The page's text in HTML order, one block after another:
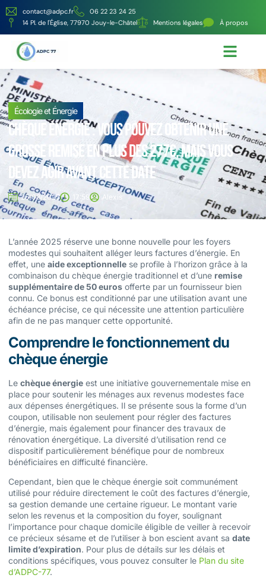
contact@adpc.fr
06 22 23 24 25
14 Pl. de l'Église, 77970 Jouy-le-Châtel
Mentions légales À propos
Écologie et Énergie
Chèque énergie : vous pouvez obtenir une
grosse remise en plus des 277€, mais vous
devez agir avant cette date
25/03/2025 17:59 Alexis
L’année 2025 réserve une bonne nouvelle pour les foyers
modestes qui souhaitent alléger leurs factures d’énergie. En
effet, une aide exceptionnelle se profile à l’horizon grâce à la
combinaison du chèque énergie traditionnel et d’une remise
supplémentaire de 50 euros offerte par un fournisseur bien
connu. Ce bonus est conditionné par une utilisation avant une
échéance précise, ce qui nécessite une attention particulière
afin de ne pas manquer cette opportunité.
Comprendre le fonctionnement du
chèque énergie
Le chèque énergie est une initiative gouvernementale mise en
place pour soutenir les ménages aux revenus modestes face
aux dépenses énergétiques. Il se présente sous la forme d’un
coupon, utilisable non seulement pour régler des factures
d’énergie, mais également pour financer des travaux de
rénovation énergétique. La diversité d’utilisation rend ce
dispositif particulièrement bénéfique pour de nombreux
bénéficiaires en difficulté financière.
Cependant, bien que le chèque énergie soit communément
utilisé pour réduire directement le coût des factures d’énergie,
sa gestion demande une certaine rigueur. Le montant varie
selon les revenus et la composition du foyer, soulignant
l’importance pour chaque domicile éligible de veiller à recevoir
ce précieux sésame et de l’utiliser à bon escient avant sa date
limite d’expiration. Pour plus de détails sur les délais et
conditions spécifiques, vous pouvez consulter le Plan du site
d’ADPC-77.